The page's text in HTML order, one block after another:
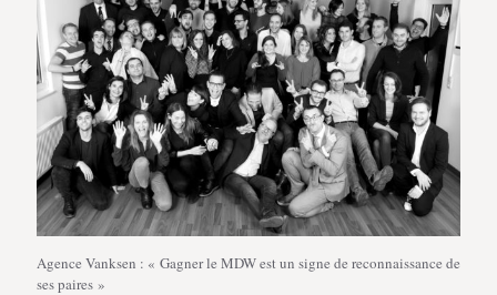
Agence Vanksen : « Gagner le MDW est un signe de reconnaissance de
ses paires »